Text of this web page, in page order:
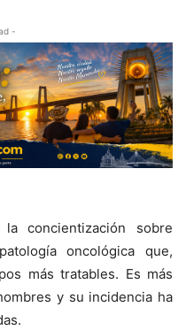
-
concientización sobre
oncológica que,
más tratables. Es más
y su incidencia ha